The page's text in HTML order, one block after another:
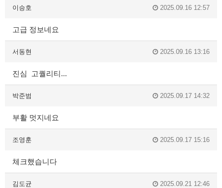
이승호 2025.09.16 12:57
고급 정보네요
서동현 2025.09.16 13:16
진심 고퀄리티...
박준범 2025.09.17 14:32
부활 멋지네요
조영훈 2025.09.17 15:16
체크했습니다
김도균 2025.09.21 12:46